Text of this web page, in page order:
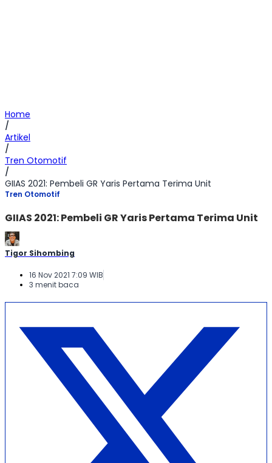
Home
/
Artikel
/
Tren Otomotif
/
GIIAS 2021: Pembeli GR Yaris Pertama Terima Unit
Tren Otomotif
GIIAS 2021: Pembeli GR Yaris Pertama Terima Unit
Tigor Sihombing
16 Nov 2021 7:09 WIB
3 menit baca